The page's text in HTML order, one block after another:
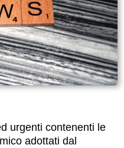
urgenti contenenti le
adottati dal